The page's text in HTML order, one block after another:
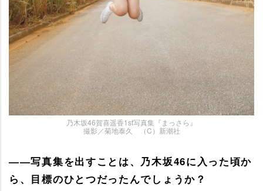
乃木坂46賀喜遥香1st写真集『まっさら』
撮影／菊地泰久 （C）新潮社
――写真集を出すことは、乃木坂46に入った頃か
ら、目標のひとつだったんでしょうか？